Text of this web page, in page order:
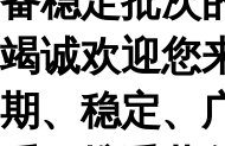
竭诚欢迎您
期、稳定、